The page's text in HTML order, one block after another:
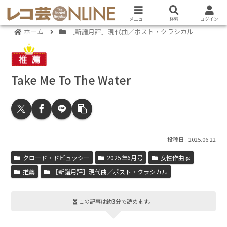
ホーム ［新譜月評］現代曲／ポスト・クラシカル
Take Me To The Water
2025.06.22
クロード・ドビュッシー 2025年6月号
女性作曲家
推薦
［新譜月評］現代曲／ポスト・クラシカル
この記事は約3分で読めます。
メニュー 検索 ログイン